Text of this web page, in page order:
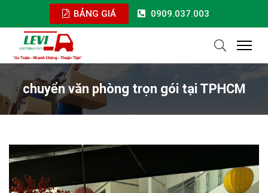
BẢNG GIÁ 0909.037.003
chuyển văn phòng trọn gói tại TPHCM